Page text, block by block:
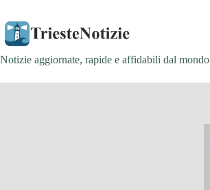
contenuto
Notizie aggiornate, rapide e affidabili dal mondo